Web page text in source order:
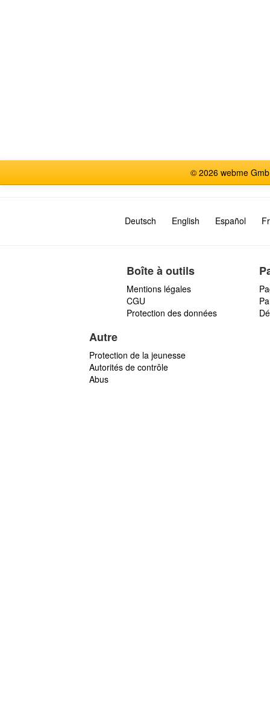
© 2026 webme
Deutsch English Español
Boîte à outils
Mentions légales
CGU
Protection des données
Autre
Protection de la jeunesse
Autorités de contrôle
Abus